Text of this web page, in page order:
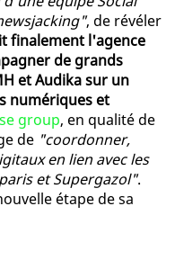
, de révéler
finalement l'agence
de grands
et Audika sur un
numériques et
group, en qualité de
de "coordonner,
en lien avec les
et Supergazol".
étape de sa